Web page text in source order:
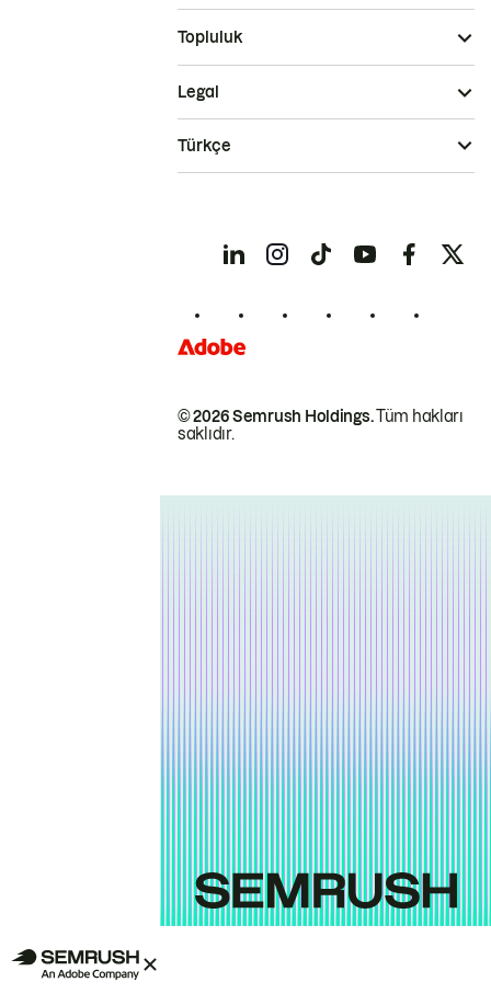
Topluluk
© 2026 Semrush Holdings.Tüm hakları
saklıdır.
Legal
Türkçe